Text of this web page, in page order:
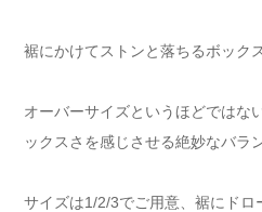
裾にかけてストンと落ちるボック
オーバーサイズというほどではな
ックスさを感じさせる絶妙なバラ
サイズは1/2/3でご用意、裾にド